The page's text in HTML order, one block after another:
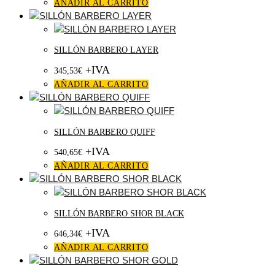
AÑADIR AL CARRITO
SILLÓN BARBERO LAYER
345,53€ +IVA
AÑADIR AL CARRITO
SILLÓN BARBERO QUIFF
540,65€ +IVA
AÑADIR AL CARRITO
SILLÓN BARBERO SHOR BLACK
646,34€ +IVA
AÑADIR AL CARRITO